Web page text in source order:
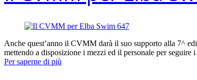
Anche quest’anno il CVMM darà il suo supporto alla 7^
mettendo a disposizione i mezzi ed il personale per
Per saperne di più